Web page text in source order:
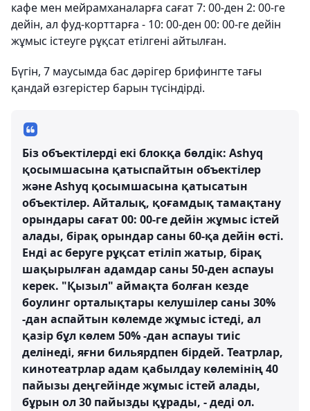
кафе мен мейрамханаларға сағат 7: 00-ден 2: 00-ге
дейін, ал фуд-корттарға - 10: 00-ден 00: 00-ге дейін
жұмыс істеуге рұқсат етілгені айтылған.
Бүгін, 7 маусымда бас дәрігер брифингте тағы
қандай өзгерістер барын түсіндірді.
Біз объектілерді екі блокқа бөлдік: Ashyq
қосымшасына қатыспайтын объектілер
және Ashyq қосымшасына қатысатын
объектілер. Айталық, қоғамдық тамақтану
орындары сағат 00: 00-ге дейін жұмыс істей
алады, бірақ орындар саны 60-қа дейін өсті.
Енді ас беруге рұқсат етіліп жатыр, бірақ
шақырылған адамдар саны 50-ден аспауы
керек. "Қызыл" аймақта болған кезде
боулинг орталықтары келушілер саны 30%
-дан аспайтын көлемде жұмыс істеді, ал
қазір бұл көлем 50% -дан аспауы тиіс
делінеді, яғни бильярдпен бірдей. Театрлар,
кинотеатрлар адам қабылдау көлемінің 40
пайызы деңгейінде жұмыс істей алады,
бұрын ол 30 пайызды құрады, - деді ол.